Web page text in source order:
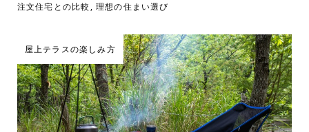
注文住宅との比較 , 理想の住まい選び
屋上テラスの楽しみ方